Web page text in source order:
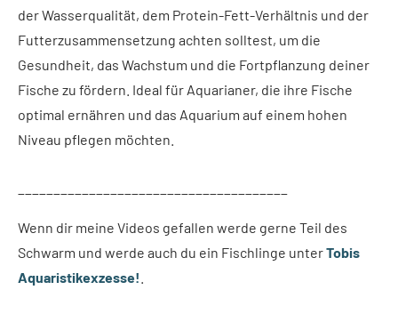
der Wasserqualität, dem Protein-Fett-Verhältnis und der
Futterzusammensetzung achten solltest, um die
Gesundheit, das Wachstum und die Fortpflanzung deiner
Fische zu fördern. Ideal für Aquarianer, die ihre Fische
optimal ernähren und das Aquarium auf einem hohen
Niveau pflegen möchten.
Wenn dir meine Videos gefallen werde gerne Teil des
Schwarm und werde auch du ein Fischlinge unterTobis
Aquaristikexzesse!